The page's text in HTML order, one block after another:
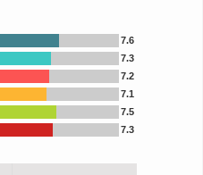
7.6
7.3
7.2
7.1
7.5
7.3